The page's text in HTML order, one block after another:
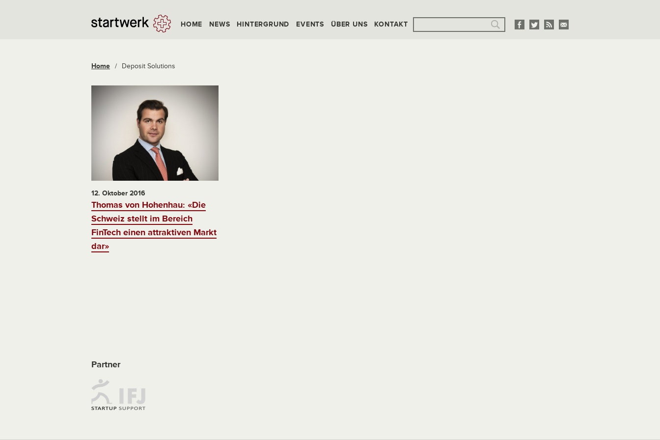
HOME NEWS HINTERGRUND EVENTS ÜBER UNS KONTAKT
Home / Deposit Solutions
12. Oktober 2016
Thomas von Hohenhau: «Die
Schweiz stellt im Bereich
FinTech einen attraktiven Markt
dar»
Partner